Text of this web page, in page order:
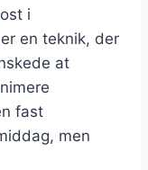
i
en teknik, der
at
fast
men